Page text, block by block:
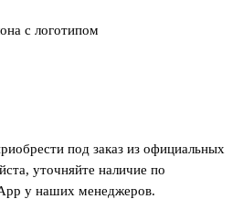
с логотипом
под заказ из официальных
уточняйте наличие по
у наших менеджеров.